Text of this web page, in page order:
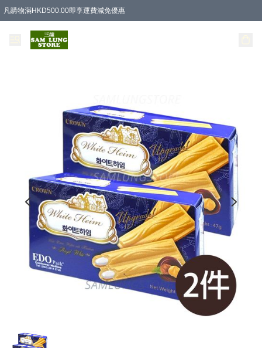
凡購物滿HKD500.00即享運費減免優惠